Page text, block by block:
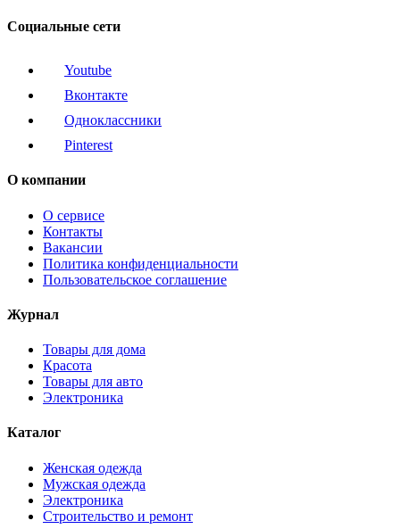
Социальные сети
Youtube
Вконтакте
Одноклассники
Pinterest
О компании
О сервисе
Контакты
Вакансии
Политика конфиденциальности
Пользовательское соглашение
Журнал
Товары для дома
Красота
Товары для авто
Электроника
Каталог
Женская одежда
Мужская одежда
Электроника
Строительство и ремонт